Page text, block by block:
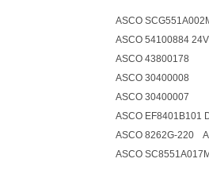
ASCO
ASCO 54100884
ASCO 43800178
ASCO 30400008
ASCO 30400007
ASCO EF8401B101
ASCO 8262G-220
ASCO